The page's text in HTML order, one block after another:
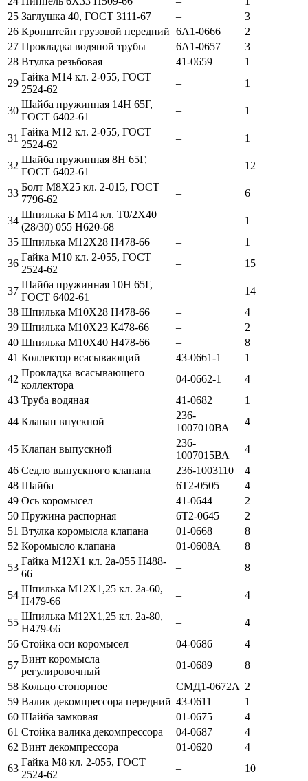
25 Заглушка 40, ГОСТ 3111-67 –
3
26 Кронштейн грузовой передний 6А1-0666
2
27 Прокладка водяной трубы 6А1-0657
3
28 Втулка резьбовая 41-0659
1
29
Гайка М14 кл. 2-055, ГОСТ
2524-62
– 1
30
Шайба пружинная 14Н 65Г,
ГОСТ 6402-61
– 1
31
Гайка М12 кл. 2-055, ГОСТ
2524-62
– 1
32
Шайба пружинная 8Н 65Г,
ГОСТ 6402-61
– 12
33
Болт М8Х25 кл. 2-015, ГОСТ
7796-62
– 6
34
Шпилька Б М14 кл. Т0/2Х40
(28/30) 055 Н620-68
–
1
35 Шпилька М12Х28 Н478-66 –
1
36
Гайка М10 кл. 2-055, ГОСТ
2524-62
– 15
37
Шайба пружинная 10Н 65Г,
ГОСТ 6402-61
–
14
38 Шпилька М10Х28 Н478-66 –
4
39 Шпилька М10Х23 К478-66 –
2
40 Шпилька М10Х40 Н478-66 –
8
41 Коллектор всасывающий 43-0661-1
1
42
Прокладка всасывающего
коллектора
04-0662-1
4
43 Труба водяная 41-0682
1
44 Клапан впускной
236-
1007010ВА
4
45 Клапан выпускной
236-
1007015ВА
4
46 Седло выпускного клапана 236-1003110
4
48 Шайба 6Т2-0505
4
49 Ось коромысел 41-0644
2
50 Пружина распорная 6Т2-0645
2
51 Втулка коромысла клапана 01-0668
8
52 Коромысло клапана 01-0608А
8
53
Гайка М12Х1 кл. 2а-055 Н488-
66
– 8
54
Шпилька М12Х1,25 кл. 2а-60,
Н479-66
– 4
55
Шпилька М12Х1,25 кл. 2а-80,
Н479-66
–
4
56 Стойка оси коромысел 04-0686
4
57
Винт коромысла
регулировочный
01-0689
8
58 Кольцо стопорное СМД1-0672А 2
59 Валик декомпрессора передний 43-0611
1
60 Шайба замковая 01-0675
4
61 Стойка валика декомпрессора 04-0687
4
62 Винт декомпрессора 01-0620
4
63
Гайка М8 кл. 2-055, ГОСТ
2524-62
–
10